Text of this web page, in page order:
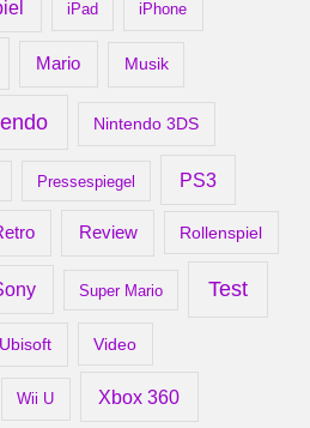
iPad iPhone
Mario Musik
Nintendo 3DS
Pressespiegel PS3
Review Rollenspiel
Super Mario Test
Ubisoft Video
Wii U Xbox 360